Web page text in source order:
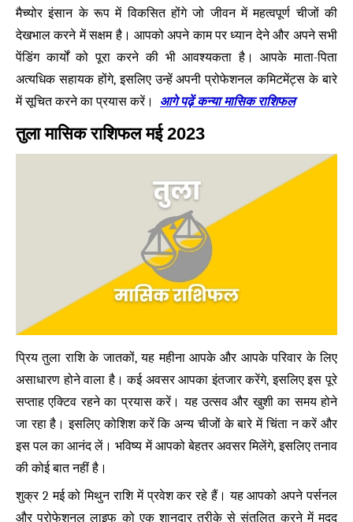
मैच्योर इंसान के रूप में विकसित होंगे जो जीवन में महत्वपूर्ण चीजों की
देखभाल करने में सक्षम है। आपको अपने काम पर ध्यान देने और अपने सभी
पेंडिंग कार्यों को पूरा करने की भी आवश्यकता है। आपके माता-पिता
अत्यधिक सहायक होंगे, इसलिए उन्हें अपनी प्रोफेशनल कमिटमेंट्स के बारे
में सूचित करने का प्रयास करें।
आगे पढ़ें कन्या मासिक राशिफल
तुला मासिक राशिफल मई 2023
प्रिय तुला राशि के जातकों, यह महीना आपके और आपके परिवार के लिए
असाधारण होने वाला है। कई अवसर आपका इंतजार करेंगे, इसलिए इस पूरे
सप्ताह एक्टिव रहने का प्रयास करें। यह उत्सव और खुशी का समय होने
जा रहा है। इसलिए कोशिश करें कि अन्य चीजों के बारे में चिंता न करें और
इस पल का आनंद लें। भविष्य में आपको बेहतर अवसर मिलेंगे, इसलिए तनाव
की कोई बात नहीं है।
शुक्र 2 मई को मिथुन राशि में प्रवेश कर रहे हैं। यह आपको अपने पर्सनल
और प्रोफेशनल लाइफ को एक शानदार तरीके से संतुलित करने में मदद